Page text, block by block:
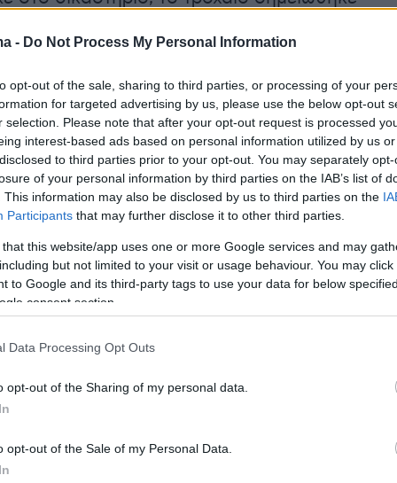
- Do Not Process My Personal Information
opt-out of the sale, sharing to third parties, or processing of your
for targeted advertising by us, please use the below opt-out
selection. Please note that after your opt-out request is processed
interest-based ads based on personal information utilized by us
to third parties prior to your opt-out. You may separately
of your personal information by third parties on the IAB’s list of
This information may also be disclosed by us to third parties on the
Participants that may further disclose it to other third parties.
that this website/app uses one or more Google services and may
but not limited to your visit or usage behaviour. You may
to Google and its third-party tags to use your data for below
consent section.
Data Processing Opt Outs
opt-out of the Sharing of my personal data.
opt-out of the Sale of my Personal Data.
Δευτέρας, όταν ο 57χρονος επιχείρησε να
πρατήριο υγρών καυσίμων. Εκείνη τη στιγμή,
διερχόμενου αυτοκινήτου, στο οποίο
και το τριών ετών παιδί της,
στο όχημα του κατηγορουμένου, με
να προκληθούν υλικές ζημιές.
το περιστατικό, ο 57χρονος απομακρύνθηκε
πεζός χωρίς να πράξει όσα προβλέπει ο
αστυνομικούς να τον εντοπίζουν λίγα
κρυμμένο μέσα σε μια ρεματιά.
ότι η συγκέντρωση αλκοόλ ήταν 1,16 mg/l.
του, ο 57χρονος δήλωσε ότι αντιμετωπίζει